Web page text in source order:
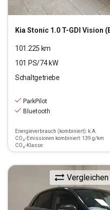
KiaStonic 1.0 T-GDI Vision (EURO
101.225 km
101 PS/74kW
Schaltgetriebe
ParkPilot
Bluetooth
Energieverbrauch (kombiniert): k.A.
CO₂-Emissionen kombiniert: 139 g/km
CO₂-Klasse:
Vergleichen